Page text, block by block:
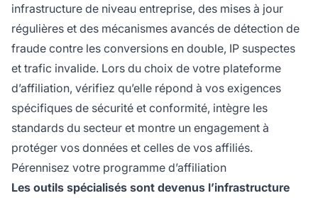
infrastructure de niveau entreprise, des mises à jour
régulières et des mécanismes avancés de détection de
fraude contre les conversions en double, IP suspectes
et trafic invalide. Lors du choix de votre plateforme
d’affiliation, vérifiez qu’elle répond à vos exigences
spécifiques de sécurité et conformité, intègre les
standards du secteur et montre un engagement à
protéger vos données et celles de vos affiliés.
Pérennisez votre programme d’affiliation
Les outils spécialisés sont devenus l’infrastructure